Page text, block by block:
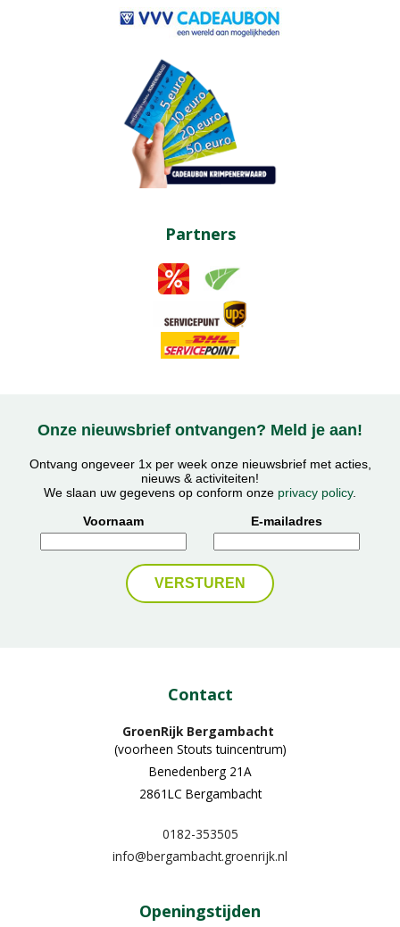
Partners
Onze nieuwsbrief ontvangen? Meld je aan!
Ontvang ongeveer 1x per week onze nieuwsbrief met acties,
nieuws & activiteiten!
We slaan uw gegevens op conform onze privacy policy.
Voornaam
E-mailadres
Contact
GroenRijk Bergambacht
(voorheen Stouts tuincentrum)
Benedenberg 21A
2861LC Bergambacht
0182-353505
info@bergambacht.groenrijk.nl
Openingstijden